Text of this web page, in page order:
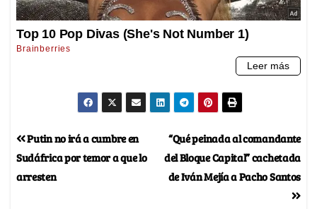
“Qué peinada al comandante
del Bloque Capital” cachetada
de Iván Mejía a Pacho Santos
Putin no irá a cumbre en
Sudáfrica por temor a que lo
arresten